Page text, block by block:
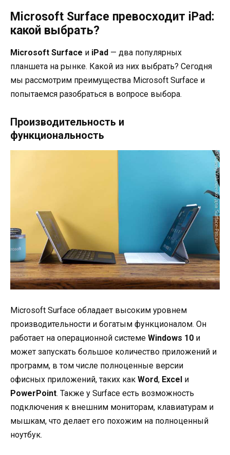
Microsoft Surface превосходит iPad:
какой выбрать?
Microsoft Surface и iPad — два популярных
планшета на рынке. Какой из них выбрать? Сегодня
мы рассмотрим преимущества Microsoft Surface и
попытаемся разобраться в вопросе выбора.
Производительность и
функциональность
Microsoft Surface обладает высоким уровнем
производительности и богатым функционалом. Он
работает на операционной системе Windows 10 и
может запускать большое количество приложений и
программ, в том числе полноценные версии
офисных приложений, таких как Word, Excel и
PowerPoint. Также у Surface есть возможность
подключения к внешним мониторам, клавиатурам и
мышкам, что делает его похожим на полноценный
ноутбук.